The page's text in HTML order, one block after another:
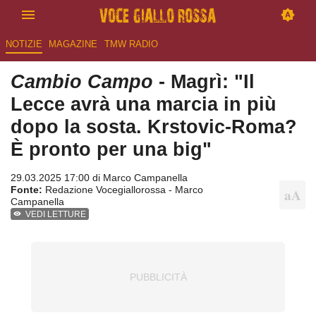
NOTIZIE MAGAZINE TMW RADIO
Cambio Campo - Magrì: "Il
Lecce avrà una marcia in più
dopo la sosta. Krstovic-Roma?
È pronto per una big"
29.03.2025 17:00 di Marco Campanella
Fonte: Redazione Vocegiallorossa - Marco
Campanella
VEDI LETTURE